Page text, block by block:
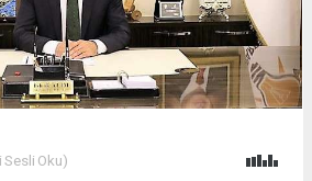
Sesli Oku)